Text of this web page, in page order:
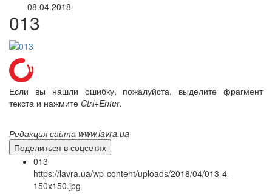
08.04.2018
013
Если вы нашли ошибку, пожалуйста, выделите фрагмент
текста и нажмите Ctrl+Enter.
Редакция сайта www.lavra.ua
Поделиться в соцсетях
013
https://lavra.ua/wp-content/uploads/2018/04/013-4-
150x150.jpg